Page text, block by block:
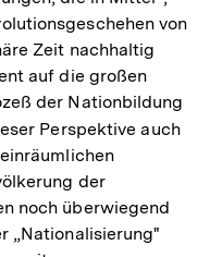
von
Zeit nachhaltig
auf die großen
der Nationbildung
Perspektive auch
der
noch überwiegend
„Nationalisierung"